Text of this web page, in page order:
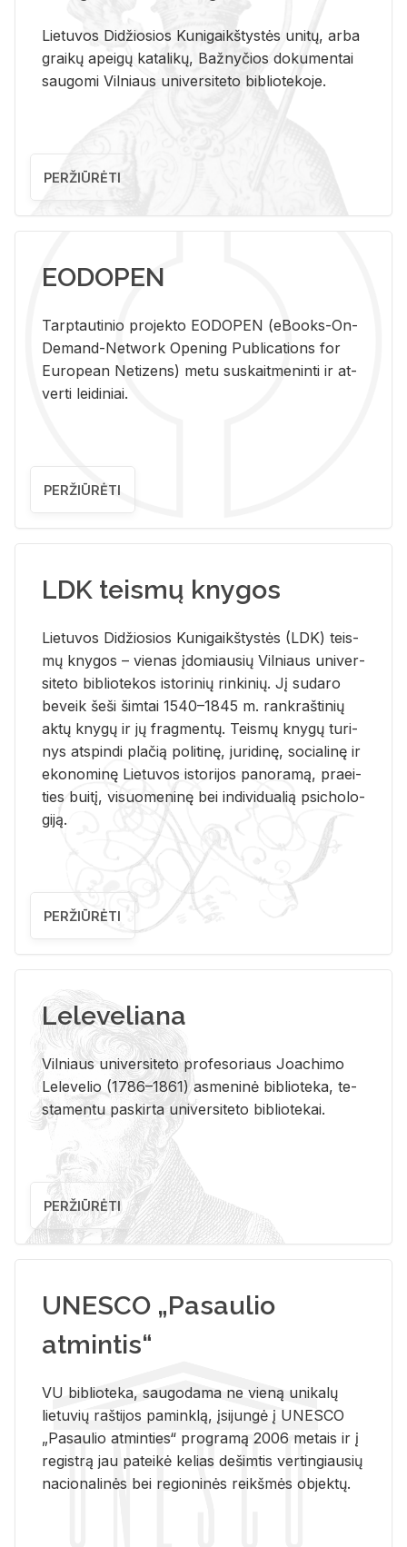
Lietuvos Didžiosios Kunigaikštystės unitų, arba
graikų apeigų katalikų, Bažnyčios dokumentai
saugomi Vilniaus universiteto bibliotekoje.
PERŽIŪRĖTI
EODOPEN
Tarp­tau­ti­nio pro­jek­to EO­DO­PEN (eBo­oks-On-
De­mand-Ne­twork Ope­ning Pub­li­ca­tions for
Eu­ro­pe­an Ne­ti­zens) metu su­skait­me­nin­ti ir at­
ver­ti lei­di­niai.
PERŽIŪRĖTI
LDK teismų knygos
Lie­tu­vos Di­džio­sios Ku­ni­gaikš­tys­tės (LDK) teis­
mų kny­gos – vie­nas įdo­miau­sių Vil­niaus uni­ver­
si­te­to bi­b­lio­te­kos is­to­ri­nių rin­ki­nių. Jį su­da­ro
be­veik šeši šim­tai 1540–1845 m. rank­raš­ti­nių
aktų kny­gų ir jų frag­men­tų. Teis­mų kny­gų tu­ri­
nys at­spin­di pla­čią po­li­ti­nę, ju­ri­di­nę, so­cia­li­nę ir
eko­no­mi­nę Lie­tu­vos is­to­ri­jos pa­no­ra­mą, pra­ei­
ties bui­tį, vi­suo­me­ni­nę bei in­di­vi­dua­lią psi­cho­lo­
gi­ją.
PERŽIŪRĖTI
Leleveliana
Vil­niaus uni­ver­si­te­to pro­fe­so­riaus Jo­a­chi­mo
Le­le­ve­lio (1786–1861) as­me­ni­nė bi­b­lio­te­ka, te­
sta­men­tu pa­skir­ta uni­ver­si­te­to bi­b­lio­te­kai.
PERŽIŪRĖTI
UNESCO „Pasaulio
atmintis“
VU biblioteka, saugodama ne vieną unikalų
lietuvių raštijos paminklą, įsijungė į UNESCO
„Pasaulio atminties“ programą 2006 metais ir į
registrą jau pateikė kelias dešimtis vertingiausių
nacionalinės bei regioninės reikšmės objektų.